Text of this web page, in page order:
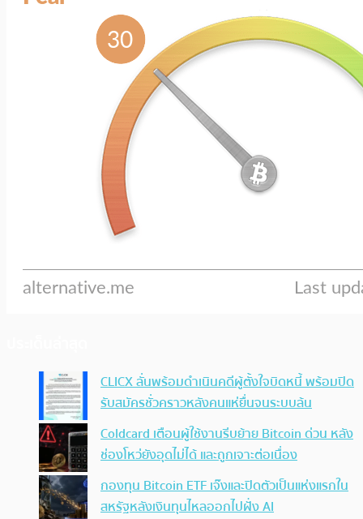
CLICX ลั่นพร้อมดำเนินคดีผู้ตั้งใจบิดหนี้ พร้อมปิด
รับสมัครชั่วคราวหลังคนแห่ยื่นจนระบบล้น
Coldcard เตือนผู้ใช้งานรีบย้าย Bitcoin ด่วน หลัง
ช่องโหว่ยังอุดไม่ได้ และถูกเจาะต่อเนื่อง
กองทุน Bitcoin ETF เจ๊งและปิดตัวเป็นแห่งแรกใน
สหรัฐหลังเงินทุนไหลออกไปฝั่ง AI